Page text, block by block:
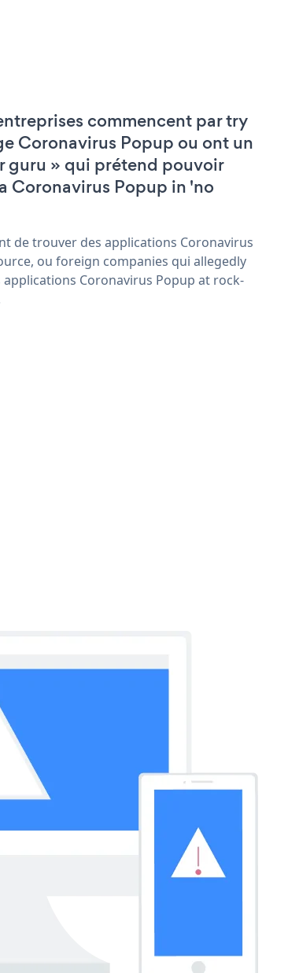
commencent par try
Coronavirus Popup ou ont un
guru » qui prétend pouvoir
Coronavirus Popup in 'no
de trouver des applications Coronavirus
ou foreign companies qui allegedly
Coronavirus Popup at rock-